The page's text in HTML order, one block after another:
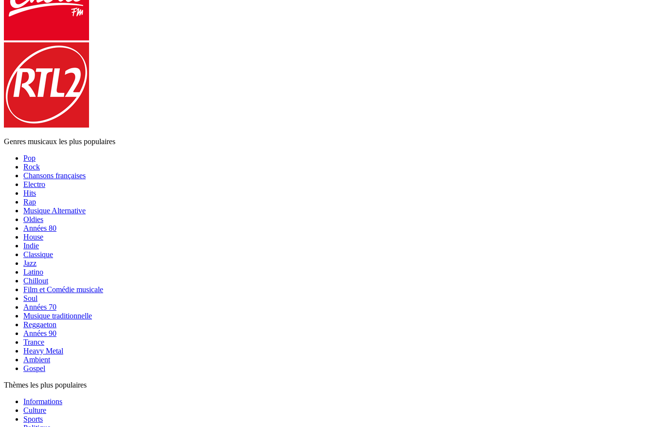
Genres musicaux les plus populaires
Pop
Rock
Chansons françaises
Electro
Hits
Rap
Musique Alternative
Oldies
Années 80
House
Indie
Classique
Jazz
Latino
Chillout
Film et Comédie musicale
Soul
Années 70
Musique traditionnelle
Reggaeton
Années 90
Trance
Heavy Metal
Ambient
Gospel
Thèmes les plus populaires
Informations
Culture
Sports